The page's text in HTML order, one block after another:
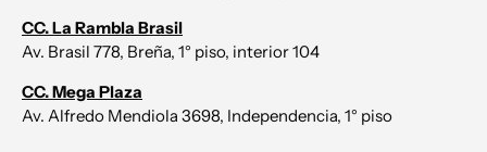
CC. La Rambla Brasil
Av. Brasil 778, Breña, 1° piso, interior 104
CC. Mega Plaza
Av. Alfredo Mendiola 3698, Independencia, 1° piso